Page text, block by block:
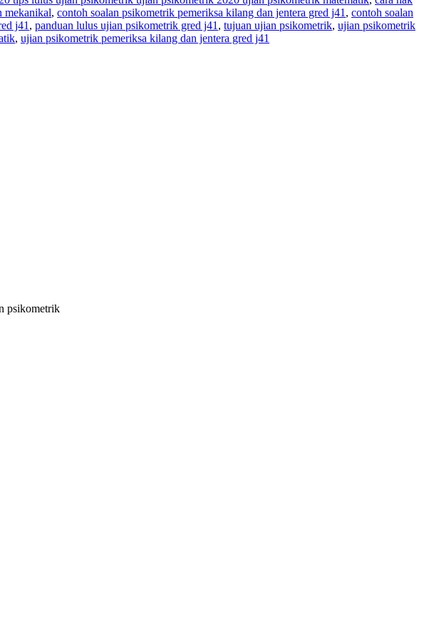
mekanikal, contoh soalan psikometrik pemeriksa kilang dan jentera gred j41 , contoh soalan
j41 , panduan lulus ujian psikometrik gred j41 , tujuan ujian psikometrik, ujian psikometrik
, ujian psikometrik pemeriksa kilang dan jentera gred j41
psikometrik